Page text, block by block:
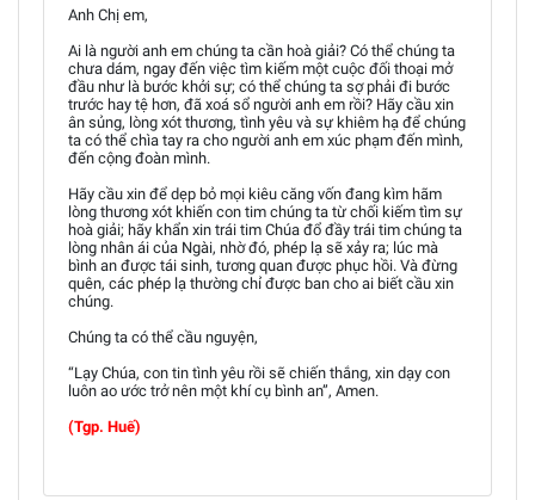
Anh Chị em,
Ai là người anh em chúng ta cần hoà giải? Có thể chúng ta
chưa dám, ngay đến việc tìm kiếm một cuộc đối thoại mở
đầu như là bước khởi sự; có thể chúng ta sợ phải đi bước
trước hay tệ hơn, đã xoá sổ người anh em rồi? Hãy cầu xin
ân sủng, lòng xót thương, tình yêu và sự khiêm hạ để chúng
ta có thể chìa tay ra cho người anh em xúc phạm đến mình,
đến cộng đoàn mình.
Hãy cầu xin để dẹp bỏ mọi kiêu căng vốn đang kìm hãm
lòng thương xót khiến con tim chúng ta từ chối kiếm tìm sự
hoà giải; hãy khẩn xin trái tim Chúa đổ đầy trái tim chúng ta
lòng nhân ái của Ngài, nhờ đó, phép lạ sẽ xảy ra; lúc mà
bình an được tái sinh, tương quan được phục hồi. Và đừng
quên, các phép lạ thường chỉ được ban cho ai biết cầu xin
chúng.
Chúng ta có thể cầu nguyện,
“Lạy Chúa, con tin tình yêu rồi sẽ chiến thắng, xin dạy con
luôn ao ước trở nên một khí cụ bình an”, Amen.
(Tgp. Huế)